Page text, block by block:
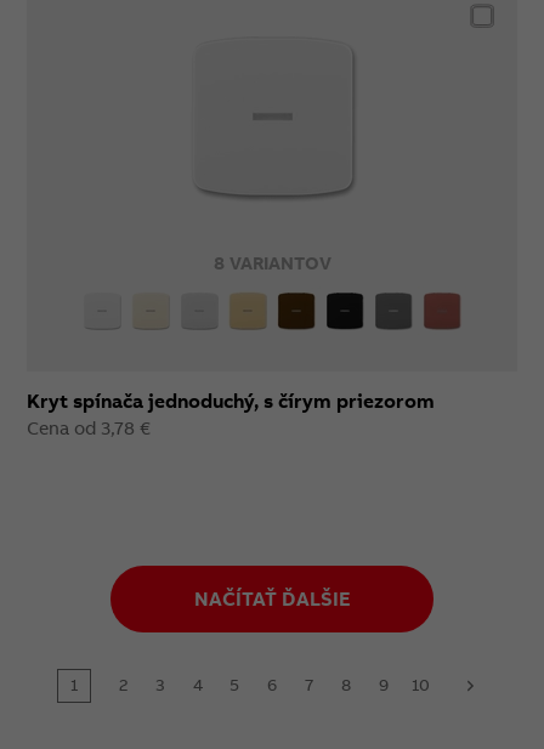
8 VARIANTOV
Kryt spínača jednoduchý, s čírym priezorom
Cena od 3,78 €
NAČÍTAŤ ĎALŠIE
1 2 3 4 5 6 7 8 9
10